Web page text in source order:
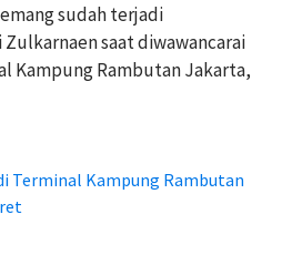
sudah terjadi
saat diwawancarai
Kampung Rambutan Jakarta,
Terminal Kampung Rambutan